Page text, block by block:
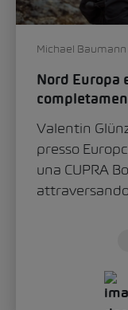
Michael Baumann
Nord Europa
Valentin
presso
una CUPRA